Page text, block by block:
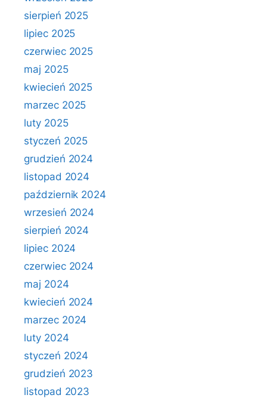
sierpień 2025
lipiec 2025
czerwiec 2025
maj 2025
kwiecień 2025
marzec 2025
luty 2025
styczeń 2025
grudzień 2024
listopad 2024
październik 2024
wrzesień 2024
sierpień 2024
lipiec 2024
czerwiec 2024
maj 2024
kwiecień 2024
marzec 2024
luty 2024
styczeń 2024
grudzień 2023
listopad 2023